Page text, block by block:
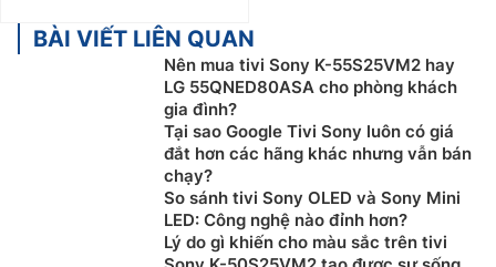
BÀI VIẾT LIÊN QUAN
Nên mua tivi Sony K-55S25VM2 hay
LG 55QNED80ASA cho phòng khách
gia đình?
Tại sao Google Tivi Sony luôn có giá
đắt hơn các hãng khác nhưng vẫn bán
chạy?
So sánh tivi Sony OLED và Sony Mini
LED: Công nghệ nào đỉnh hơn?
Lý do gì khiến cho màu sắc trên tivi